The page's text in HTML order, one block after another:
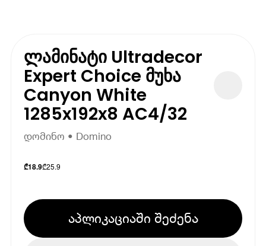
ლამინატი Ultradecor
Expert Choice მუხა
Canyon White
1285x192x8 AC4/32
დომინო • Domino
₾18.9₾25.9
აპლიკაციაში შეძენა